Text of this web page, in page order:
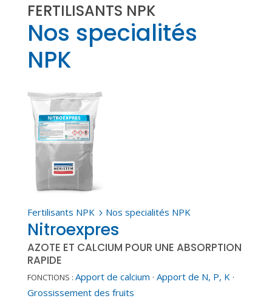
FERTILISANTS NPK
Nos specialités
NPK
Fertilisants NPK5 Nos specialités NPK
Nitroexpres
AZOTE ET CALCIUM POUR UNE ABSORPTION
RAPIDE
FONCTIONS : Apport de calcium · Apport de N, P, K·
Grossissement des fruits